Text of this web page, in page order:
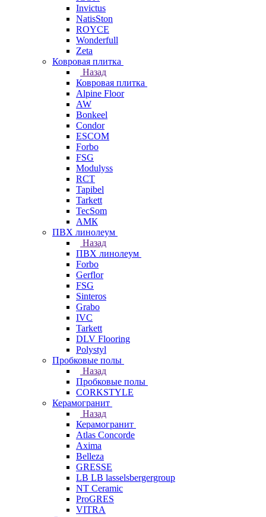
Invictus
NatisSton
ROYCE
Wonderfull
Zeta
Ковровая плитка
Назад
Ковровая плитка
Alpine Floor
AW
Bonkeel
Condor
ESCOM
Forbo
FSG
Modulyss
RCT
Tapibel
Tarkett
TecSom
АМК
ПВХ линолеум
Назад
ПВХ линолеум
Forbo
Gerflor
FSG
Sinteros
Grabo
IVC
Tarkett
DLV Flooring
Polystyl
Пробковые полы
Назад
Пробковые полы
CORKSTYLE
Керамогранит
Назад
Керамогранит
Atlas Concorde
Axima
Belleza
GRESSE
LB LB lasselsbergergroup
NT Ceramic
ProGRES
VITRA